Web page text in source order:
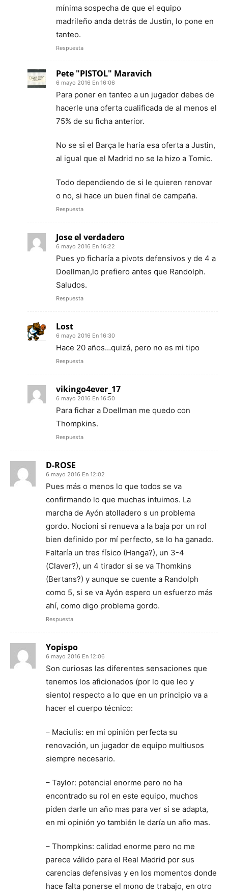
mínima sospecha de que el equipo
madrileño anda detrás de Justin, lo pone en
tanteo.
Respuesta
Pete "PISTOL" Maravich
6 mayo 2016 En 16:06
Para poner en tanteo a un jugador debes de
hacerle una oferta cualificada de al menos el
75% de su ficha anterior.
No se si el Barça le haría esa oferta a Justin,
al igual que el Madrid no se la hizo a Tomic.
Todo dependiendo de si le quieren renovar
o no, si hace un buen final de campaña.
Respuesta
Jose el verdadero
6 mayo 2016 En 16:22
Pues yo ficharía a pivots defensivos y de 4 a
Doellman,lo prefiero antes que Randolph.
Saludos.
Respuesta
Lost
6 mayo 2016 En 16:30
Hace 20 años…quizá, pero no es mi tipo
Respuesta
vikingo4ever_17
6 mayo 2016 En 16:50
Para fichar a Doellman me quedo con
Thompkins.
Respuesta
D-ROSE
6 mayo 2016 En 12:02
Pues más o menos lo que todos se va
confirmando lo que muchas intuimos. La
marcha de Ayón atolladero s un problema
gordo. Nocioni si renueva a la baja por un rol
bien definido por mí perfecto, se lo ha ganado.
Faltaría un tres físico (Hanga?), un 3-4
(Claver?), un 4 tirador si se va Thomkins
(Bertans?) y aunque se cuente a Randolph
como 5, si se va Ayón espero un esfuerzo más
ahí, como digo problema gordo.
Respuesta
Yopispo
6 mayo 2016 En 12:06
Son curiosas las diferentes sensaciones que
tenemos los aficionados (por lo que leo y
siento) respecto a lo que en un principio va a
hacer el cuerpo técnico:
– Maciulis: en mi opinión perfecta su
renovación, un jugador de equipo multiusos
siempre necesario.
– Taylor: potencial enorme pero no ha
encontrado su rol en este equipo, muchos
piden darle un año mas para ver si se adapta,
en mi opinión yo también le daría un año mas.
– Thompkins: calidad enorme pero no me
parece válido para el Real Madrid por sus
carencias defensivas y en los momentos donde
hace falta ponerse el mono de trabajo, en otro